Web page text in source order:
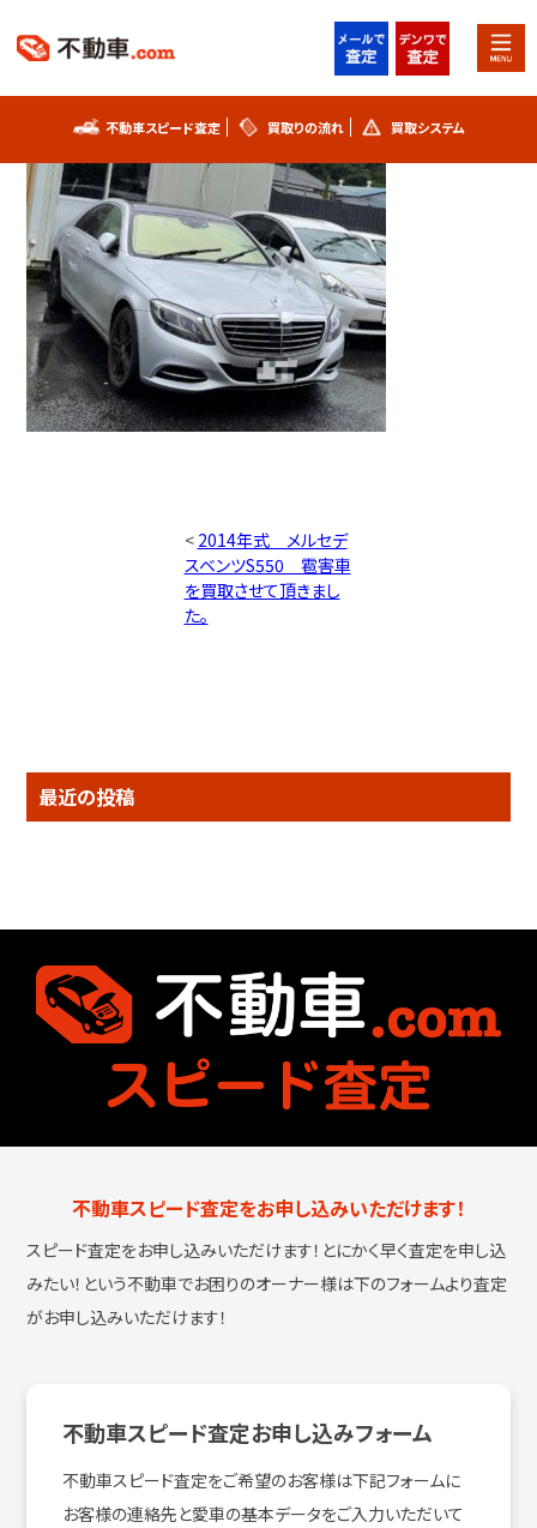
不動車スピード査定 買取りの流れ
買取システム 事故車査定フォーム
不動車買取実績 シリアルナンバー解説
お知らせ スタッフブログ
プライバシーポリシー
不動車スピード査定 買取りの流れ 買取システム
S550
< 2014年式 メルセデ
スベンツS550 雹害車
を買取させて頂きまし
た。
最近の投稿
不動車スピード査定をお申し込みいただけます！
スピード査定をお申し込みいただけます！とにかく早く査定を申し込
みたい！という不動車でお困りのオーナー様は下のフォームより査定
がお申し込みいただけます！
不動車スピード査定お申し込みフォーム
不動車スピード査定をご希望のお客様は下記フォームに
お客様の連絡先と愛車の基本データをご入力いただいて